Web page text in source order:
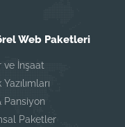
Web Paketleri
ve İnşaat
Pansiyon
Paketler